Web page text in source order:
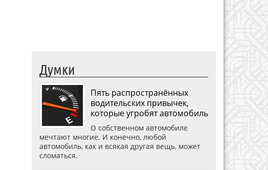
Думки
Пять распространённых
водительских привычек,
которые угробят автомобиль
О собственном автомобиле
мечтают многие. И конечно, любой
автомобиль, как и всякая другая вещь, может
сломаться.